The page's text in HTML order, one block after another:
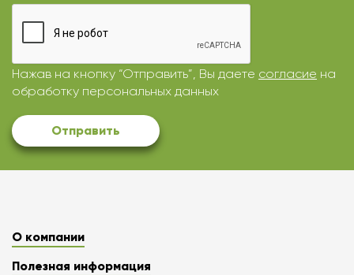
Нажав на кнопку “Отправить”, Вы даете согласие на
обработку персональных данных
Отправить
О компании
Полезная информация